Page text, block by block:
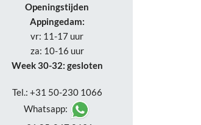
Openingstijden
Appingedam:
vr: 11-17 uur
za: 10-16 uur
Week 30-32: gesloten
Tel.: +31 50-230 1066
Whatsapp: